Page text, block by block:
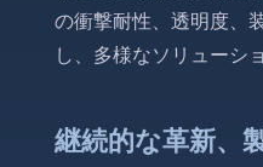
の衝撃耐性、透明度、
し、多様なソリューシ
継続的な革新、